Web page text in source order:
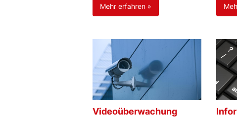
Mehr erfahren »
Videoüberwachung